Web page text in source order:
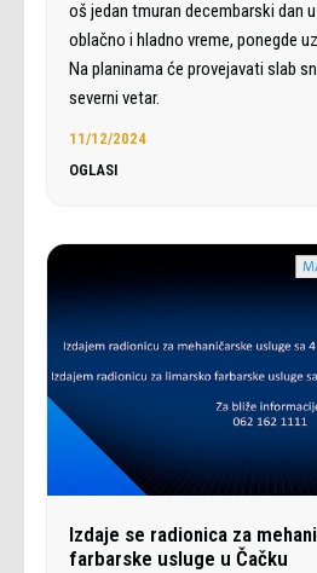
oš jedan tmuran decembarski dan
oblačno i hladno vreme, ponegde
Na planinama će provejavati slab
severni vetar.
11/12/2024
OGLASI
Izdaje se radionica za
farbarske usluge u Čačku